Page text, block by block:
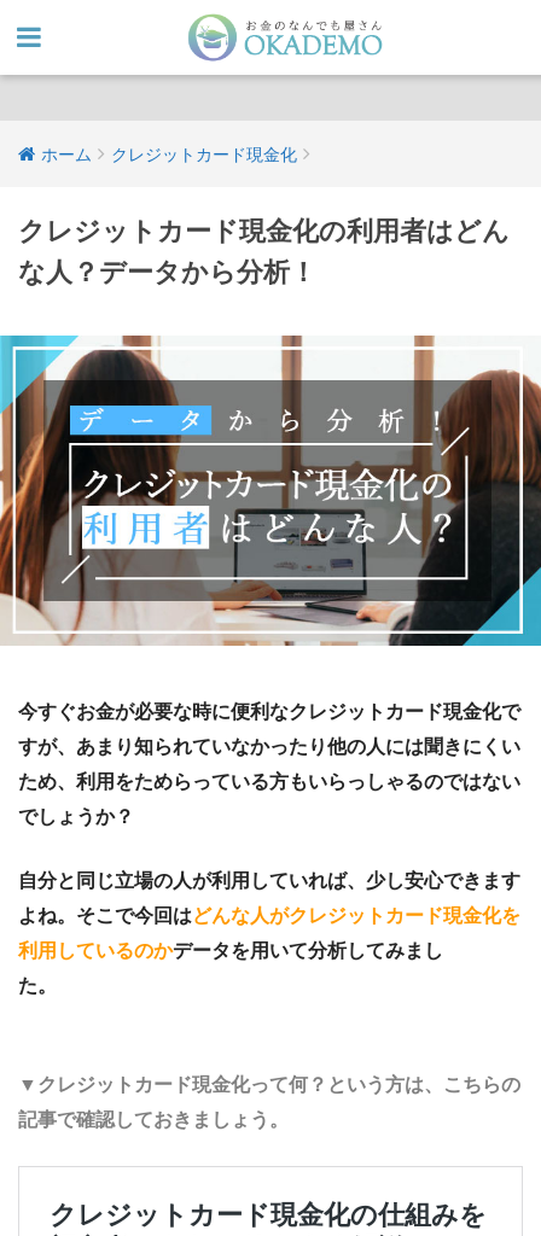
ホーム クレジットカード現金化
クレジットカード現金化の利用者はどん
な人？データから分析！
今すぐお金が必要な時に便利なクレジットカード現金化で
すが、あまり知られていなかったり他の人には聞きにくい
ため、利用をためらっている方もいらっしゃるのではない
でしょうか？
自分と同じ立場の人が利用していれば、少し安心できます
よね。そこで今回はどんな人がクレジットカード現金化を
利用しているのかデータを用いて分析してみまし
た。
▼クレジットカード現金化って何？という方は、こちらの
記事で確認しておきましょう。